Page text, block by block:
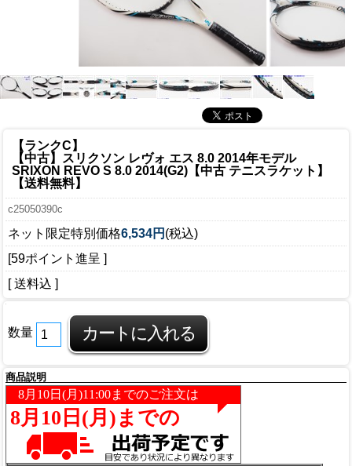
【ランクC】
【中古】スリクソン レヴォ エス 8.0 2014年モデル
SRIXON REVO S 8.0 2014(G2)【中古 テニスラケット】
【送料無料】
c25050390c
ネット限定特別価格6,534円 (税込)
[59ポイント進呈 ]
[ 送料込 ]
数量
商品説明